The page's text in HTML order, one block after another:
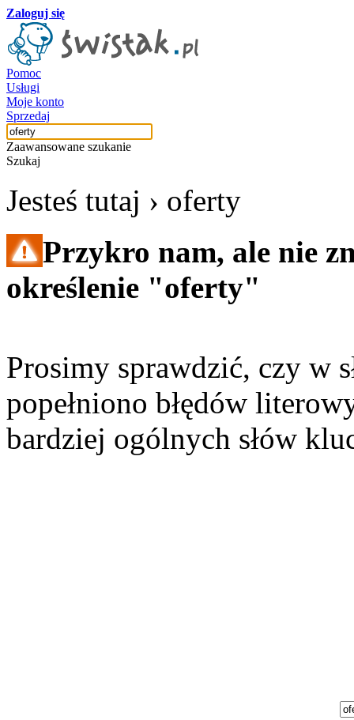
Zaloguj się
Pomoc
Usługi
Moje konto
Sprzedaj
Zaawansowane szukanie
Szukaj
Jesteś tutaj › oferty
Przykro nam, ale nie
określenie "oferty"
Prosimy sprawdzić, czy w
popełniono błędów
bardziej ogólnych słów